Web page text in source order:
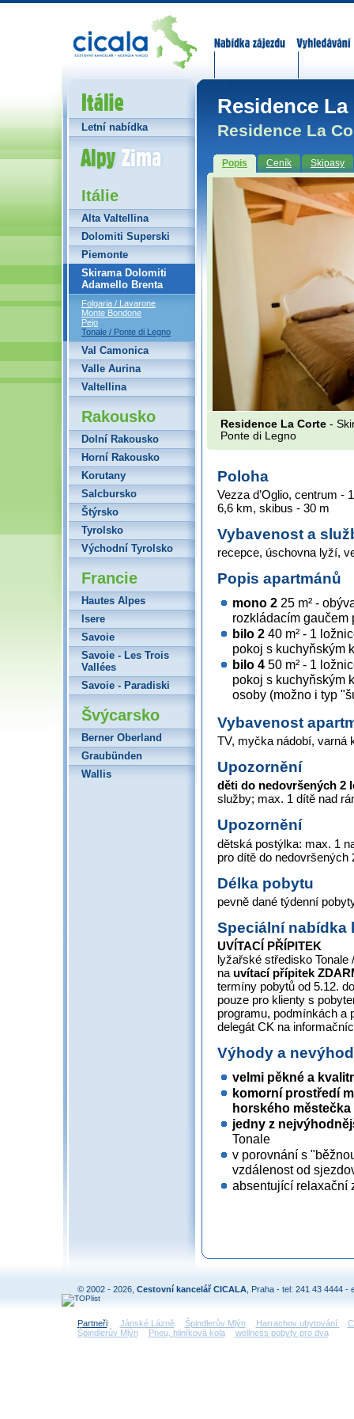
Residence La
Residence La
Popis Ceník Skipasy
Residence La Corte -
Ponte di Legno
Poloha
Vezza d’Oglio, centrum -
6,6 km, skibus - 30 m
Vybavenost a
recepce, úschovna lyží,
Popis apartmánů
mono 2 25 m² -
rozkládacím gaučem
bilo 2 40 m² - 1
pokoj s kuchyňským
bilo 4 50 m² - 1
pokoj s kuchyňským
osoby (možno i typ
Vybavenost
TV, myčka nádobí, varná
Upozornění
děti do nedovršených 2
služby; max. 1 dítě nad
Upozornění
dětská postýlka: max. 1
pro dítě do nedovršených
Délka pobytu
pevně dané týdenní
Speciální nabídka
UVÍTACÍ PŘÍPITEK
lyžařské středisko
na uvítací přípitek
termíny pobytů od 5.12.
pouze pro klienty s
programu, podmínkách a
delegát CK na
Výhody a
velmi pěkné a
komorní prostředí
horského městečka
jedny z
Tonale
v porovnání s
vzdálenost od
absentující relaxační
Itálie
Letní nabídka
Alpy Zima
Itálie
Alta Valtellina
Dolomiti Superski
Piemonte
Skirama Dolomiti
Adamello Brenta
Folgaria / Lavarone
Monte Bondone
Pejo
Tonale / Ponte di Legno
Val Camonica
Valle Aurina
Valtellina
Rakousko
Dolní Rakousko
Horní Rakousko
Korutany
Salcbursko
Štýrsko
Tyrolsko
Východní Tyrolsko
Francie
Hautes Alpes
Isere
Savoie
Savoie - Les Trois
Vallées
Savoie - Paradiski
Švýcarsko
Berner Oberland
Graubünden
Wallis
© 2002 - 2026, Cestovní kancelář CICALA , Praha - tel: 241 43 4444 -
Partneři: Jánské Lázně Špindlerův Mlýn Harrachov ubytování
Špindlerův Mlýn
Pneu, hliníková kola wellness pobyty pro dva